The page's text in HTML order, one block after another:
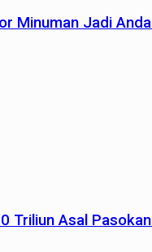
Minuman Jadi
Triliun Asal